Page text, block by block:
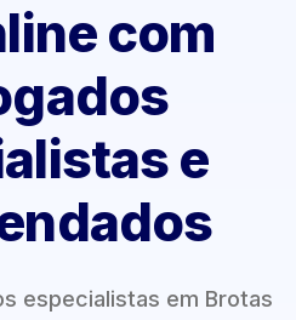
com
e
especialistas em Brotas